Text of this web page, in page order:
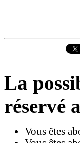
La
réservé
Vous êtes